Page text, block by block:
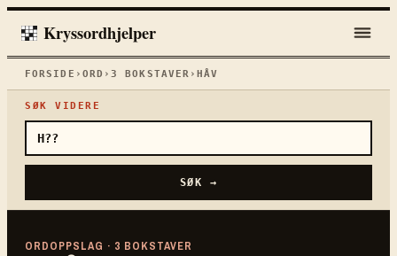
Kryssordhjelper
FORSIDE › ORD ›3 BOKSTAVER ›HÅV
SØK VIDERE
SØK →
ORDOPPSLAG · 3 BOKSTAVER